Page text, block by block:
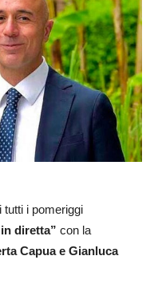
tutti i pomeriggi
diretta” con la
Capua e Gianluca